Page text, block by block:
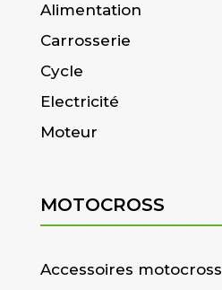
Alimentation
Carrosserie
Cycle
Electricité
Moteur
MOTOCROSS
Accessoires motocross